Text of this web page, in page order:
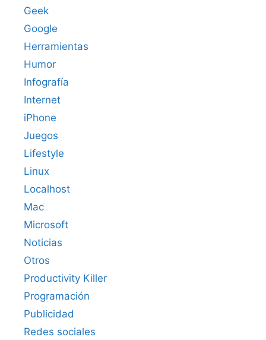
Geek
Google
Herramientas
Humor
Infografía
Internet
iPhone
Juegos
Lifestyle
Linux
Localhost
Mac
Microsoft
Noticias
Otros
Productivity Killer
Programación
Publicidad
Redes sociales